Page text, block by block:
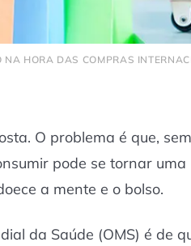
HORA DAS COMPRAS
O problema é que, sem
pode se tornar uma
a mente e o bolso.
da Saúde (OMS) é de